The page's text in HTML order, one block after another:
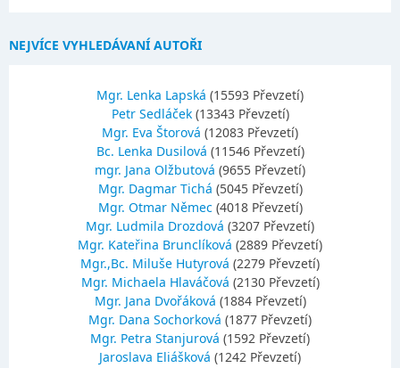
NEJVÍCE VYHLEDÁVANÍ AUTOŘI
Mgr. Lenka Lapská (15593 Převzetí)
Petr Sedláček (13343 Převzetí)
Mgr. Eva Štorová (12083 Převzetí)
Bc. Lenka Dusilová (11546 Převzetí)
mgr. Jana Olžbutová (9655 Převzetí)
Mgr. Dagmar Tichá (5045 Převzetí)
Mgr. Otmar Němec (4018 Převzetí)
Mgr. Ludmila Drozdová (3207 Převzetí)
Mgr. Kateřina Brunclíková (2889 Převzetí)
Mgr.,Bc. Miluše Hutyrová (2279 Převzetí)
Mgr. Michaela Hlaváčová (2130 Převzetí)
Mgr. Jana Dvořáková (1884 Převzetí)
Mgr. Dana Sochorková (1877 Převzetí)
Mgr. Petra Stanjurová (1592 Převzetí)
Jaroslava Eliášková (1242 Převzetí)